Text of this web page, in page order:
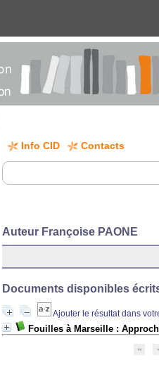
Info CID Contacts
Auteur Françoise PAONE
Documents disponibles
Ajouter le résultat dans
Fouilles à Marseille :